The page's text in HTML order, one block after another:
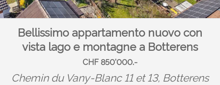
Bellissimo appartamento nuovo con
vista lago e montagne a Botterens
CHF 850'000.-
Chemin du Vany-Blanc 11 et 13, Botterens